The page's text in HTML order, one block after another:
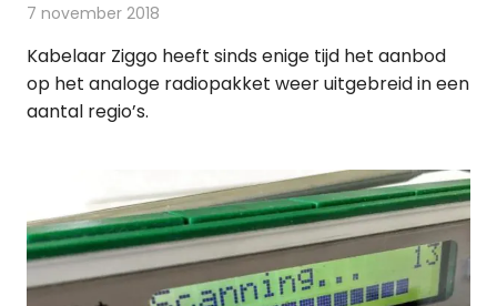
7 november 2018
Kabelaar Ziggo heeft sinds enige tijd het aanbod
op het analoge radiopakket weer uitgebreid in een
aantal regio’s.